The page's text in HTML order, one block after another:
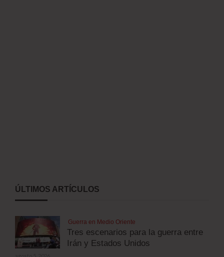
ÚLTIMOS ARTÍCULOS
Guerra en Medio Oriente
Tres escenarios para la guerra entre
Irán y Estados Unidos